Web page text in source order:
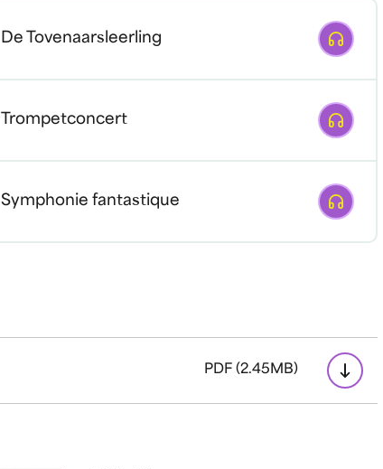
De Tovenaarsleerling Afspelen
Trompetconcert Afspelen
Symphonie fantastique Afspelen
PDF (2.45MB)